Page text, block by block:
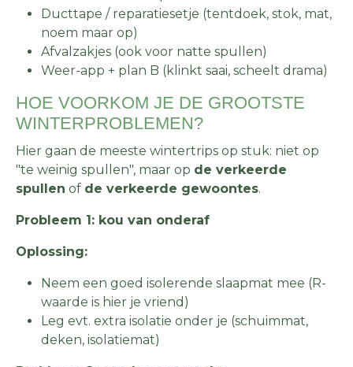
Ducttape / reparatiesetje (tentdoek, stok, mat,
noem maar op)
Afvalzakjes (ook voor natte spullen)
Weer-app + plan B (klinkt saai, scheelt drama)
HOE VOORKOM JE DE GROOTSTE
WINTERPROBLEMEN?
Hier gaan de meeste wintertrips op stuk: niet op
"te weinig spullen", maar op de verkeerde
spullen of de verkeerde gewoontes.
Probleem 1: kou van onderaf
Oplossing:
Neem een goed isolerende slaapmat mee (R-
waarde is hier je vriend)
Leg evt. extra isolatie onder je (schuimmat,
deken, isolatiemat)